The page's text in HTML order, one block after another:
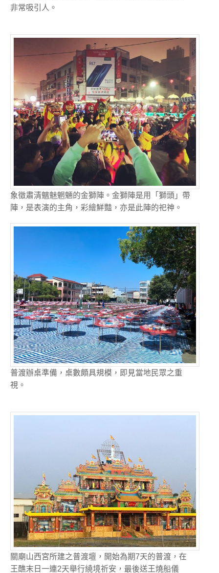
非常吸引人。
象徵肅清魑魅魍魎的金獅陣。金獅陣是用「獅頭」帶
陣，是表演的主角，彩繪鮮豔，亦是此陣的祀神。
普渡辦桌準備，桌數頗具規模，即見當地民眾之重
視。
關廟山西宮所建之普渡壇，開始為期7天的普渡，在
王醮末日一連2天舉行繞境祈安，最後送王燒船儀